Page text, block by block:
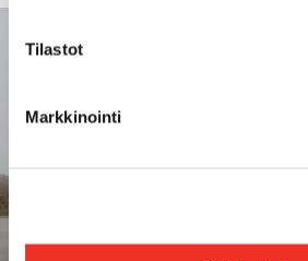
Tilastot
Markkinointi